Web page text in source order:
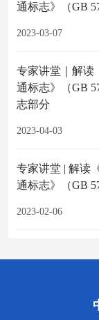
通标志》（GB
2023-03-07
专家讲堂｜解读
通标志》（GB
志部分
2023-04-03
专家讲堂 | 解读
通标志》（GB
2023-02-06